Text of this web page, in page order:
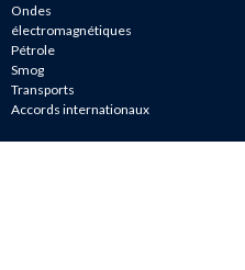
Ondes
électromagnétiques
Pétrole
Smog
Transports
Accords internationaux